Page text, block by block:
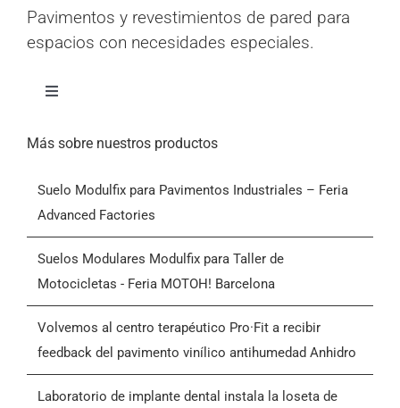
Pavimentos y revestimientos de pared para
navegación
Productos
Quiénes somos
Contactar
Suelo Modulfix para Pavimentos Industriales – Feria
Advanced Factories
Suelos Modulares Modulfix para Taller de
Motocicletas - Feria MOTOH! Barcelona
Volvemos al centro terapéutico Pro·Fit a recibir
feedback del pavimento vinílico antihumedad Anhidro